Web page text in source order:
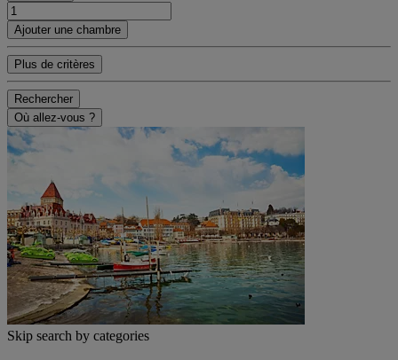
Ajouter une chambre
Plus de critères
Rechercher
Où allez-vous ?
Skip search by categories